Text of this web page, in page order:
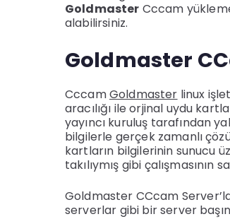
Goldmaster Cccam
alabilirsiniz.
Goldmaster
CccamGoldmaster linux
aracılığı ile orjinal uydu
yayıncı kuruluş tarafından
bilgilerle gerçek zamanlı
kartların bilgilerinin sunucu
takılıymış gibi
Goldmaster CCcam
serverlar gibi bir server